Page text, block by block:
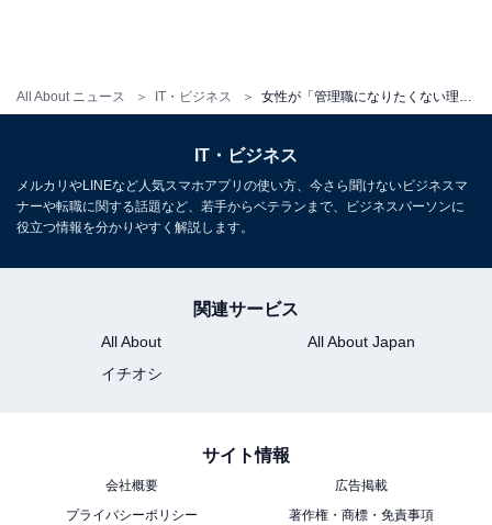
All About ニュース IT・ビジネス
職場に尊敬できる女性の上司（管理職）が「いる」と回
答した人は27.4％でした。 「尊敬できる女性管理職の有
最も多く、31.4％を占めました。
管理職の希望度合別に、尊敬できる女性上司の有無の割
た人の中では「自分の職場に尊敬できる女性の管理職が
いる」と答えた人の割合が最も高く、40.0％。「機会が
あればなりたい」や「なりたくない」派の人と比較して
IT・ビジネス
メルカリやLINEなど人気スマホアプリの使い方、今さら聞けないビジネスマ
ナーや転職に関する話題など、若手からベテランまで、ビジネスパーソンに
役立つ情報を分かりやすく解説します。
関連サービス
All About
All About Japan
イチオシ
サイト情報
会社概要
広告掲載
プライバシーポリシー
著作権・商標・免責事項